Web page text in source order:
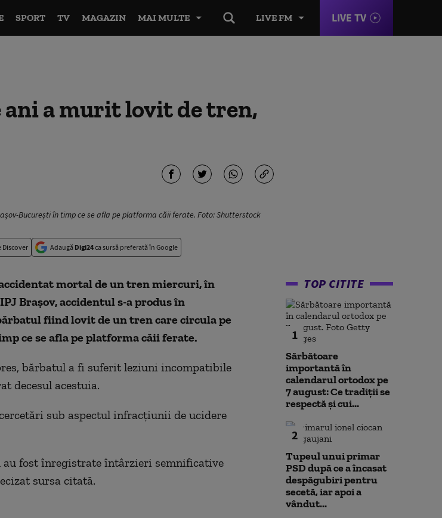
LIVE FM LIVE TV
SPORT TV MAGAZIN MAI MULTE
ani a murit lovit de tren,
Bucureşti în timp ce se afla pe platforma căii ferate. Foto: Shutterstock
Discover Adaugă Digi24ca sursă preferată în Google
mortal de un tren miercuri, în
Braşov, accidentul s-a produs în
fiind lovit de un tren care circula pe
ce se afla pe platforma căii ferate.
bărbatul a fi suferit leziuni incompatibile
decesul acestuia.
sub aspectul infracţiunii de ucidere
au fost înregistrate întârzieri semnificative
sursa citată.
TOP CITITE
1
Sărbătoare
importantă în
calendarul ortodox pe
7 august: Ce tradiții se
respectă și cui...
2
Tupeul unui primar
PSD după ce a încasat
despăgubiri pentru
secetă, iar apoi a
vândut...